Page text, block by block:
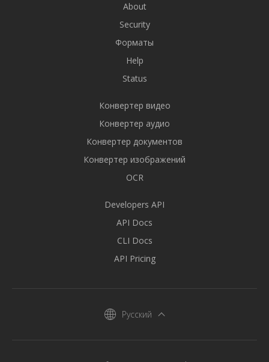
About
Security
Форматы
Help
Status
Конвертер видео
Конвертер аудио
Конвертер документов
Конвертер изображений
OCR
Developers API
API Docs
CLI Docs
API Pricing
Русский